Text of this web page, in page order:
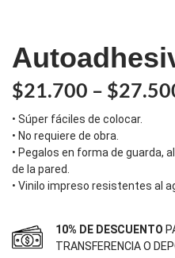
$21.700 – $
• Súper fáciles de colocar.
• No requiere de obra.
• Pegalos en forma de guarda,
de la pared.
• Vinilo impreso resistentes al
10% DE DESCUENTO
TRANSFERENCIA O